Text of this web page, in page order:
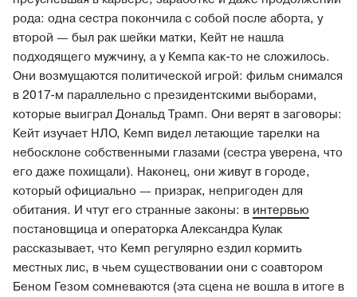
рода: одна сестра покончила с собой после аборта, у
второй — был рак шейки матки, Кейт не нашла
подходящего мужчину, а у Кемпа как-то не сложилось.
Они возмущаются политической игрой: фильм снимался
в 2017-м параллельно с президентскими выборами,
которые выиграл Дональд Трамп. Они верят в заговоры:
Кейт изучает НЛО, Кемп видел летающие тарелки на
небосклоне собственными глазами (сестра уверена, что
его даже похищали). Наконец, они живут в городе,
который официально — призрак, непригоден для
обитания. И чтут его странные законы: в интервью
постановщица и операторка Александра Кулак
рассказывает, что Кемп регулярно ездил кормить
местных лис, в чьем существовании они с соавтором
Беном Гезом сомневаются (эта сцена не вошла в итоге в